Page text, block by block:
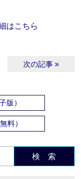
はこちら
次の記事 »
版）
料）
検 索